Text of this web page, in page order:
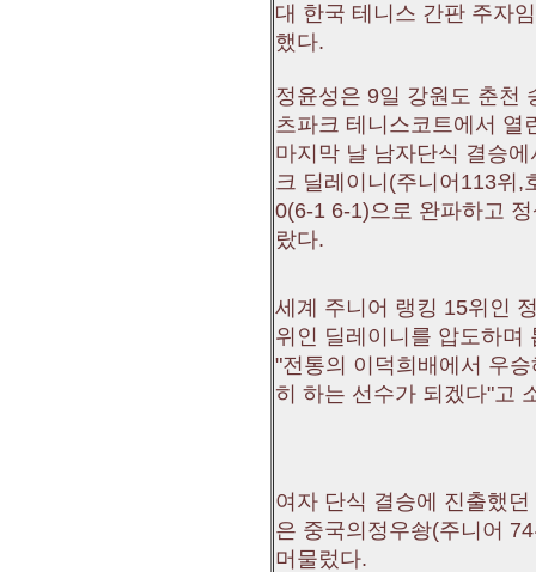
대 한국 테니스 간판 주자
했다.
정윤성은 9일 강원도 춘천
츠파크 테니스코트에서 열
마지막 날 남자단식 결승에
크 딜레이니(주니어113위,
0(6-1 6-1)으로 완파하고
랐다.
세계 주니어 랭킹 15위인
위인 딜레이니를 압도하며
"전통의 이덕희배에서 우
히 하는 선수가 되겠다"고
여자 단식 결승에 진출했
은 중국의정우솽(주니어
머물렀다.